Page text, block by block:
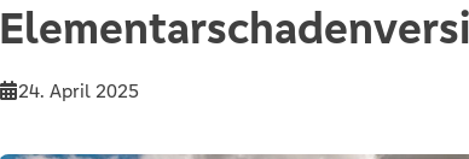
24. April 2025